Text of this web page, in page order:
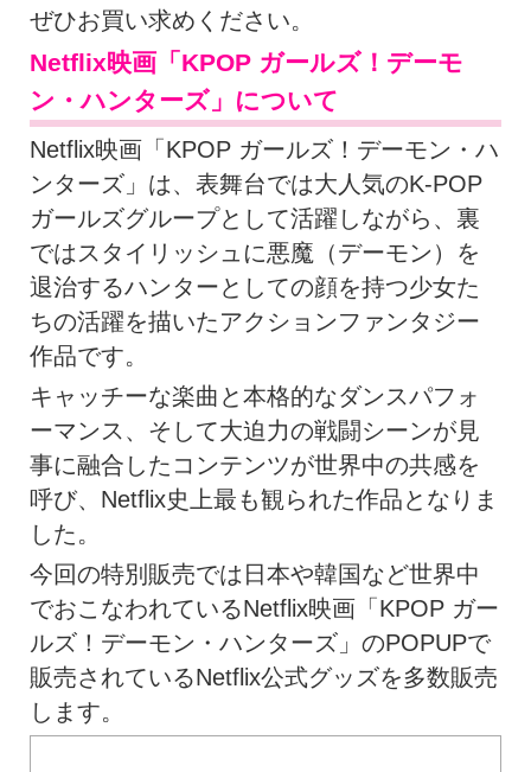
ぜひお買い求めください。
Netflix映画「KPOP ガールズ！デーモ
ン・ハンターズ」について
Netflix映画「KPOP ガールズ！デーモン・ハ
ンターズ」は、表舞台では大人気のK-POP
ガールズグループとして活躍しながら、裏
ではスタイリッシュに悪魔（デーモン）を
退治するハンターとしての顔を持つ少女た
ちの活躍を描いたアクションファンタジー
作品です。
キャッチーな楽曲と本格的なダンスパフォ
ーマンス、そして大迫力の戦闘シーンが見
事に融合したコンテンツが世界中の共感を
呼び、Netflix史上最も観られた作品となりま
した。
今回の特別販売では日本や韓国など世界中
でおこなわれているNetflix映画「KPOP ガー
ルズ！デーモン・ハンターズ」のPOPUPで
販売されているNetflix公式グッズを多数販売
します。